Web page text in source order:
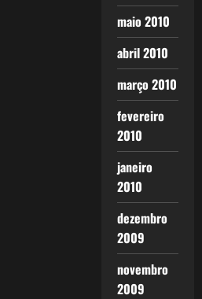
maio 2010
abril 2010
março 2010
fevereiro
2010
janeiro
2010
dezembro
2009
novembro
2009